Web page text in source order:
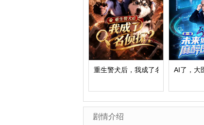
重生警犬后，我成了名侦探？AI了，大
剧情介绍